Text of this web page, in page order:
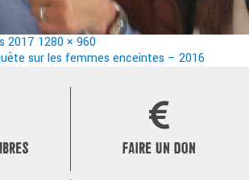
2017 Taille
réelle
1280 × 960
sur les femmes enceintes – 2016
FAIRE UN DON